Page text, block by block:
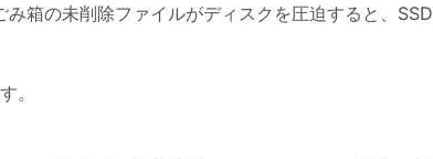
箱の未削除ファイルがディスクを圧迫すると、SSD
。